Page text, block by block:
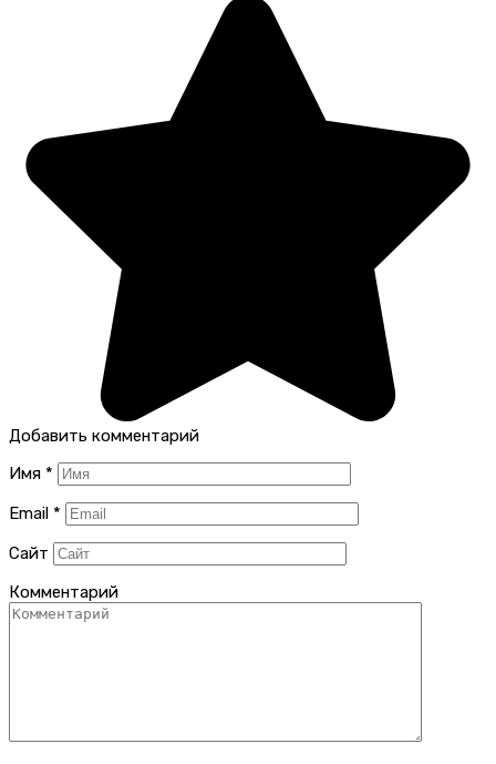
Добавить комментарий
Имя *
Email *
Сайт
Комментарий